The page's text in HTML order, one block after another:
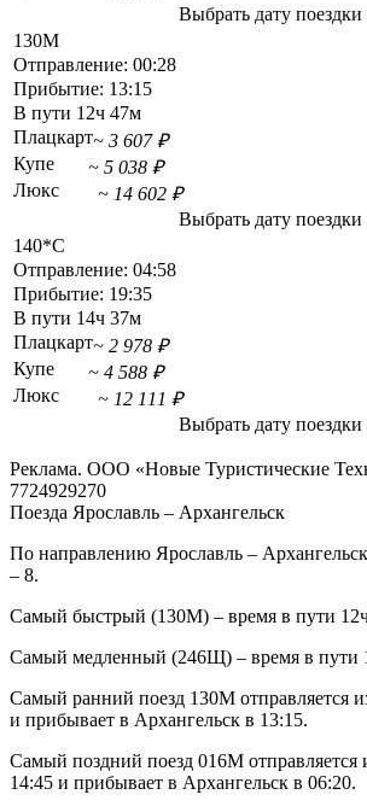
Выбрать дату поездки
130М
Отправление: 00:28
Прибытие: 13:15
В пути 12ч 47м
Плацкарт~ 3 607 ₽
Купе
~ 5 038 ₽
Люкс
~ 14 602 ₽
Выбрать дату поездки
140*С
Отправление: 04:58
Прибытие: 19:35
В пути 14ч 37м
Плацкарт~ 2 978 ₽
Купе
~ 4 588 ₽
Люкс
~ 12 111 ₽
Выбрать дату поездки
Реклама. ООО «Новые Туристические
7724929270
Поезда Ярославль – Архангельск
По направлению Ярославль –
– 8.
Самый быстрый (130М) – время в пути
Самый медленный (246Щ) – время в пути
Самый ранний поезд 130М отправляется
и прибывает в Архангельск в 13:15.
Самый поздний поезд 016М отправляется
14:45 и прибывает в Архангельск в 06:20.